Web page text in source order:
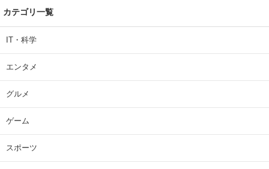
カテゴリ一覧
IT・科学
エンタメ
グルメ
ゲーム
スポーツ